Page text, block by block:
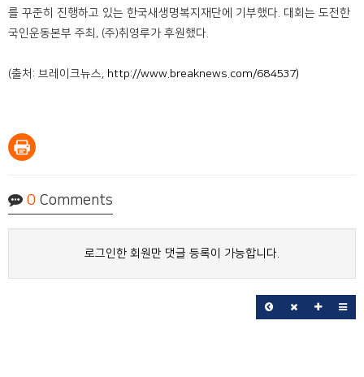
를 꾸준히 진행하고 있는 한국새생명복지재단에 기부했다. 대회는 도전한
국인운동본부 주최, (주)취영루가 후원했다.
(출처: 브레이크뉴스, http://www.breaknews.com/684537)
0 Comments
로그인한 회원만 댓글 등록이 가능합니다.